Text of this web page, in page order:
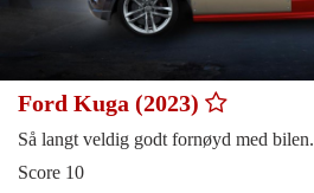
Ford Kuga (2023)
Så langt veldig godt fornøyd med bilen.
Score 10